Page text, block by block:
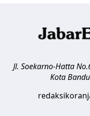
Jl. Soekarno-Hatta
Kota